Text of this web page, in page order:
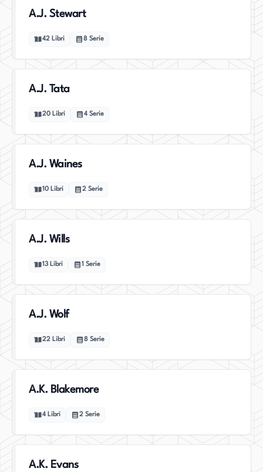
A.J. Stewart
42 Libri 8 Serie
A.J. Tata
20 Libri 4 Serie
A.J. Waines
10 Libri 2 Serie
A.J. Wills
13 Libri 1 Serie
A.J. Wolf
22 Libri 8 Serie
A.K. Blakemore
4 Libri 2 Serie
A.K. Evans